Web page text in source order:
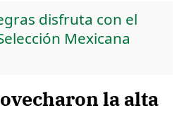
disfruta con el
Mexicana
la alta